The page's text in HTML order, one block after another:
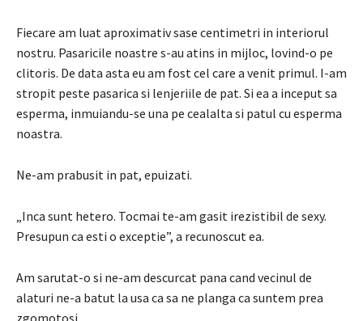
Fiecare am luat aproximativ sase centimetri in interiorul
nostru. Pasaricile noastre s-au atins in mijloc, lovind-o pe
clitoris. De data asta eu am fost cel care a venit primul. I-am
stropit peste pasarica si lenjeriile de pat. Si ea a inceput sa
esperma, inmuiandu-se una pe cealalta si patul cu esperma
noastra.
Ne-am prabusit in pat, epuizati.
„Inca sunt hetero. Tocmai te-am gasit irezistibil de sexy.
Presupun ca esti o exceptie”, a recunoscut ea.
Am sarutat-o ​​si ne-am descurcat pana cand vecinul de
alaturi ne-a batut la usa ca sa ne planga ca suntem prea
zgomotosi.